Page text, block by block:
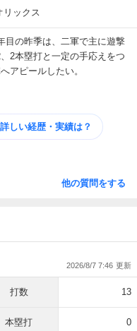
リックス
目の昨季は、二軍で主に遊撃
2本塁打と一定の手応えをつ
アピールしたい。
しい​経歴・​実績は？
他の質問をする
2026/8/7 7:46
打数 13
本塁打 0